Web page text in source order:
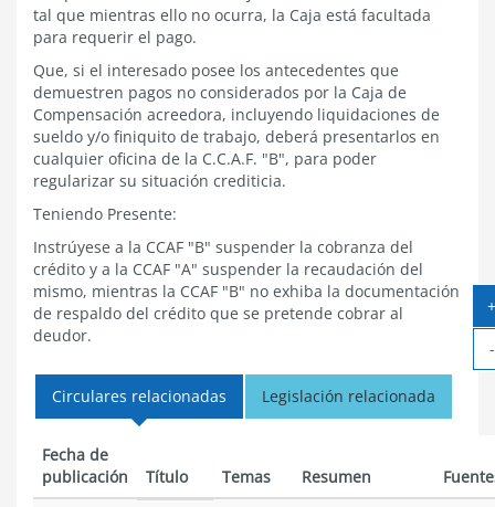
tal que mientras ello no ocurra, la Caja está facultada
para requerir el pago.
Que, si el interesado posee los antecedentes que
demuestren pagos no considerados por la Caja de
Compensación acreedora, incluyendo liquidaciones de
sueldo y/o finiquito de trabajo, deberá presentarlos en
cualquier oficina de la C.C.A.F. "B", para poder
regularizar su situación crediticia.
Teniendo Presente:
Instrúyese a la CCAF "B" suspender la cobranza del
crédito y a la CCAF "A" suspender la recaudación del
mismo, mientras la CCAF "B" no exhiba la documentación
de respaldo del crédito que se pretende cobrar al
deudor.
Circulares relacionadas Legislación relacionada
Fecha de
publicación
Título Temas Resumen